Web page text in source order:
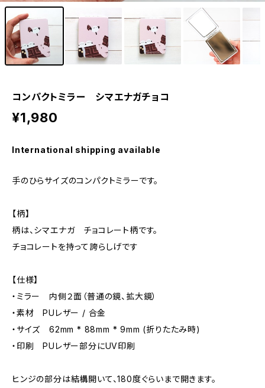
コンパクトミラー シマエナガチョコ
¥1,980
International shipping available
手のひらサイズのコンパクトミラーです。
【柄】
柄は、シマエナガ チョコレート柄です。
チョコレートを持って誇らしげです
【仕様】
・ミラー 内側２面（普通の鏡、拡大鏡）
・素材 PUレザー / 合金
・サイズ 62mm * 88mm * 9mm (折りたたみ時)
・印刷 PUレザー部分にUV印刷
ヒンジの部分は結構開いて、180度ぐらいまで開きます。